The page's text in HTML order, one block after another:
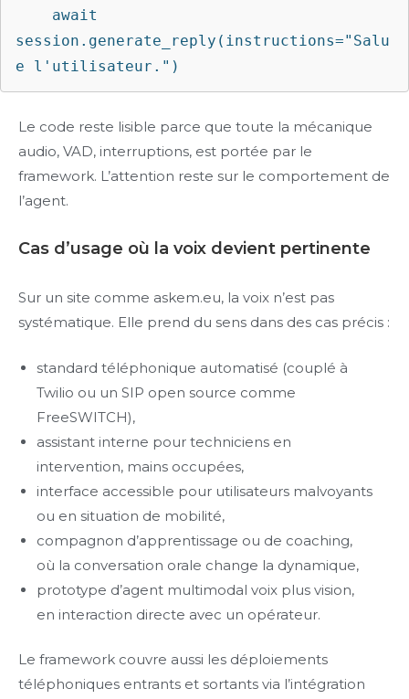
session.generate_reply(instructions="Salu
Le code reste lisible parce que toute la mécanique
audio, VAD, interruptions, est portée par le
framework. L’attention reste sur le comportement de
l’agent.
Cas d’usage où la voix devient pertinente
Sur un site comme askem.eu, la voix n’est pas
systématique. Elle prend du sens dans des cas précis :
standard téléphonique automatisé (couplé à
Twilio ou un SIP open source comme
FreeSWITCH),
assistant interne pour techniciens en
intervention, mains occupées,
interface accessible pour utilisateurs malvoyants
ou en situation de mobilité,
compagnon d’apprentissage ou de coaching,
où la conversation orale change la dynamique,
prototype d’agent multimodal voix plus vision,
en interaction directe avec un opérateur.
Le framework couvre aussi les déploiements
téléphoniques entrants et sortants via l’intégration